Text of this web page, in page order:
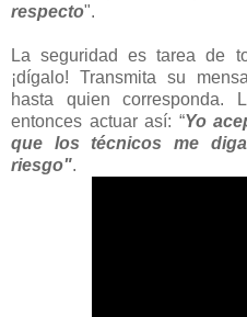
respecto".
La seguridad es tarea de
¡dígalo! Transmita su
hasta quien corresponda.
entonces actuar así: “Yo
que los técnicos me
riesgo".